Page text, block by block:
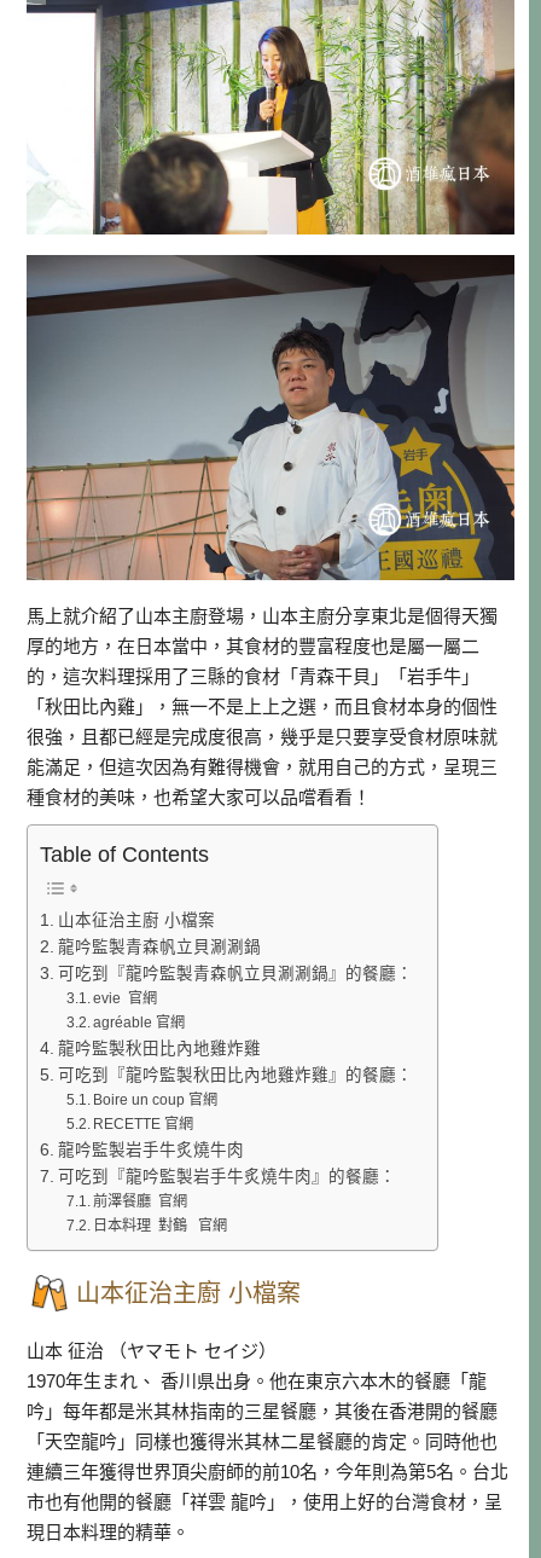
馬上就介紹了山本主廚登場，山本主廚分享東北是個得天獨
厚的地方，在日本當中，其食材的豐富程度也是屬一屬二
的，這次料理採用了三縣的食材「青森干貝」「岩手牛」
「秋田比內雞」，無一不是上上之選，而且食材本身的個性
很強，且都已經是完成度很高，幾乎是只要享受食材原味就
能滿足，但這次因為有難得機會，就用自己的方式，呈現三
種食材的美味，也希望大家可以品嚐看看！
Table of Contents
山本征治主廚 小檔案
龍吟監製青森帆立貝涮涮鍋
可吃到『龍吟監製青森帆立貝涮涮鍋』的餐廳：
evie 官網
agréable 官網
龍吟監製秋田比內地雞炸雞
可吃到『龍吟監製秋田比內地雞炸雞』的餐廳：
Boire un coup 官網
RECETTE 官網
龍吟監製岩手牛炙燒牛肉
可吃到『龍吟監製岩手牛炙燒牛肉』的餐廳：
前澤餐廳 官網
日本料理 對鶴 官網
山本征治主廚 小檔案
山本 征治 （ヤマモト セイジ）
1970年生まれ、 香川県出身。他在東京六本木的餐廳「龍
吟」每年都是米其林指南的三星餐廳，其後在香港開的餐廳
「天空龍吟」同樣也獲得米其林二星餐廳的肯定。同時他也
連續三年獲得世界頂尖廚師的前10名，今年則為第5名。台北
市也有他開的餐廳「祥雲 龍吟」，使用上好的台灣食材，呈
現日本料理的精華。